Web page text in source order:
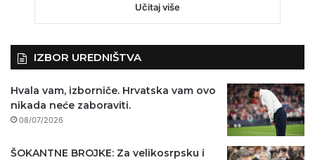
Učitaj više
IZBOR UREDNIŠTVA
Hvala vam, izborniče. Hrvatska vam ovo
nikada neće zaboraviti.
08/07/2026
ŠOKANTNE BROJKE: Za velikosrpsku i